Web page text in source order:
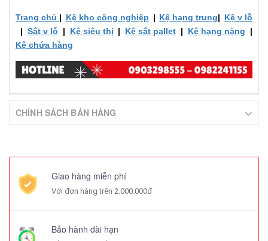
Trang chủ | Kệ kho công nghiệp | Kệ hạng trung| Kệ v lỗ
| Sắt v lỗ | Kệ siêu thị | Kệ sắt pallet | Kệ hạng nặng |
Kệ chứa hàng
CHÍNH SÁCH BÁN HÀNG
Giao hàng miễn phí
Với đơn hàng trên 2.000.000đ
Bảo hành dài hạn